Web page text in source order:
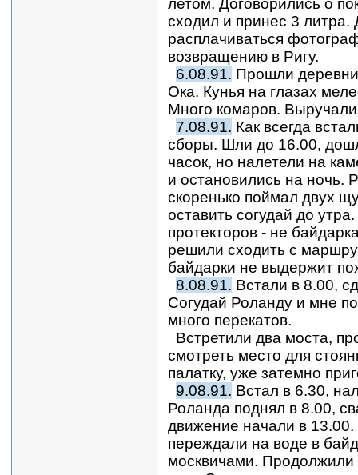
летом. Договорились о
сходил и принес 3 литра.
расплачиваться
возвращению в Ригу.
6.08.91. Прошли
Ока. Кунья на глазах
Много комаров.
7.08.91. Как всегда
сборы. Шли до 16.00,
часок, но налетели на
и остановились на ночь.
скоренько поймал двух
оставить согудай до
протекторов - не
решили сходить с
байдарки не выдержит
8.08.91. Встали в 8.00,
Согудай Роланду и мне
много перекатов.
Встретили два моста,
смотреть место для
палатку, уже затемно
9.08.91. Встал в 6.30,
Роланда поднял в 8.00,
движение начали в
переждали на воде в
москвичами.